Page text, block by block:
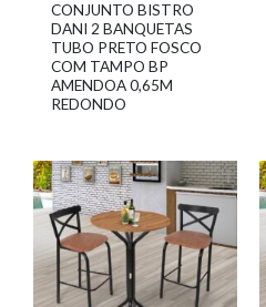
CONJUNTO BISTRO
DANI 2 BANQUETAS
TUBO PRETO FOSCO
COM TAMPO BP
AMENDOA 0,65M
REDONDO